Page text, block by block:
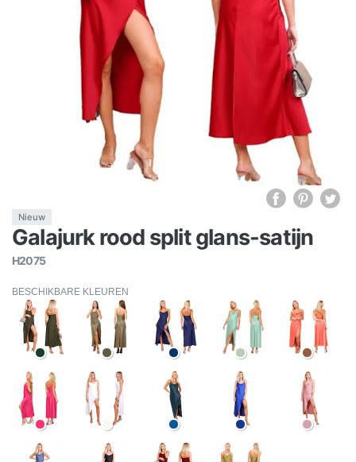
Nieuw
Galajurk rood split glans-satijn
H2075
BESCHIKBARE KLEUREN